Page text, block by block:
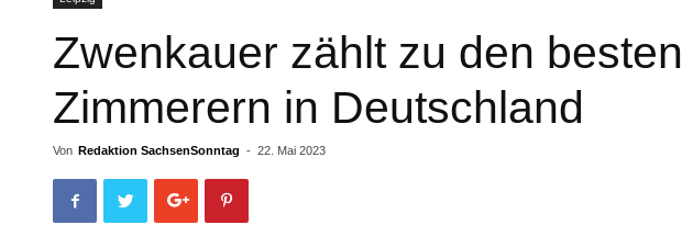
Zwenkauer zählt zu den besten
Zimmerern in Deutschland
Von Redaktion SachsenSonntag - 22. Mai 2023